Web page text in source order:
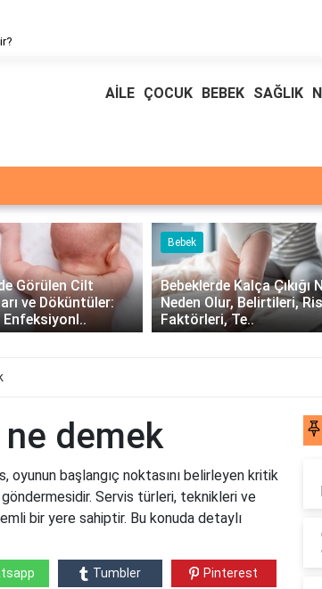
AİLE ÇOCUK BEBEK SAĞLIK
Görülen Cilt
ve Döküntüler:
Bebek
Bebeklerde Kalça Çıkığı
Neden Olur, Belirtileri,
Faktörleri, Te..
demek
başlangıç noktasını belirleyen kritik
Servis türleri, teknikleri ve
bir yere sahiptir. Bu konuda detaylı
Tumbler Pinterest